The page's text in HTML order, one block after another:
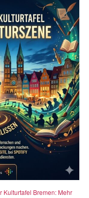
Kulturtafel Bremen: Mehr